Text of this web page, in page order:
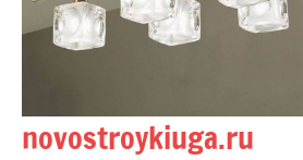
novostroykiuga.ru